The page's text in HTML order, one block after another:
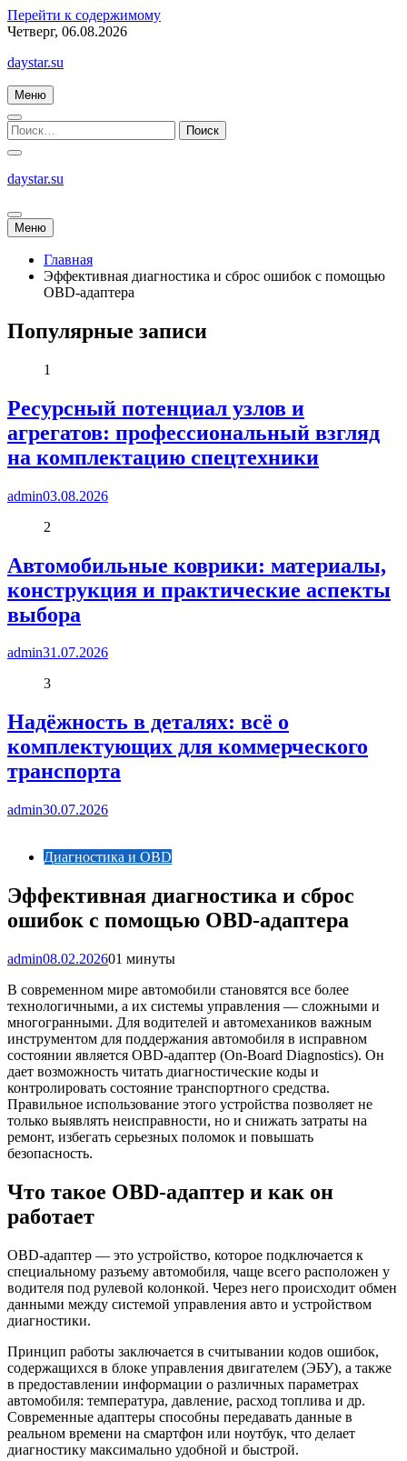
Перейти к содержимому
Четверг, 06.08.2026
daystar.su
Меню
daystar.su
Меню
Главная
Эффективная диагностика и сброс ошибок с помощью
OBD-адаптера
Популярные записи
1
Ресурсный потенциал узлов и
агрегатов: профессиональный взгляд
на комплектацию спецтехники
admin03.08.2026
2
Автомобильные коврики: материалы,
конструкция и практические аспекты
выбора
admin31.07.2026
3
Надёжность в деталях: всё о
комплектующих для коммерческого
транспорта
admin30.07.2026
Диагностика и OBD
Эффективная диагностика и сброс
ошибок с помощью OBD-адаптера
admin08.02.202601 минуты
В современном мире автомобили становятся все более
технологичными, а их системы управления — сложными и
многогранными. Для водителей и автомехаников важным
инструментом для поддержания автомобиля в исправном
состоянии является OBD-адаптер (On-Board Diagnostics). Он
дает возможность читать диагностические коды и
контролировать состояние транспортного средства.
Правильное использование этого устройства позволяет не
только выявлять неисправности, но и снижать затраты на
ремонт, избегать серьезных поломок и повышать
безопасность.
Что такое OBD-адаптер и как он
работает
OBD-адаптер — это устройство, которое подключается к
специальному разъему автомобиля, чаще всего расположен у
водителя под рулевой колонкой. Через него происходит обмен
данными между системой управления авто и устройством
диагностики.
Принцип работы заключается в считывании кодов ошибок,
содержащихся в блоке управления двигателем (ЭБУ), а также
в предоставлении информации о различных параметрах
автомобиля: температура, давление, расход топлива и др.
Современные адаптеры способны передавать данные в
реальном времени на смартфон или ноутбук, что делает
диагностику максимально удобной и быстрой.